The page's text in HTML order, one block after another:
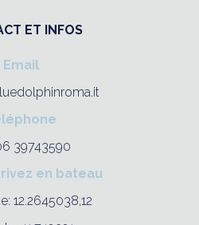
ET INFOS
Email
39743590
en bateau
12.2645038,12